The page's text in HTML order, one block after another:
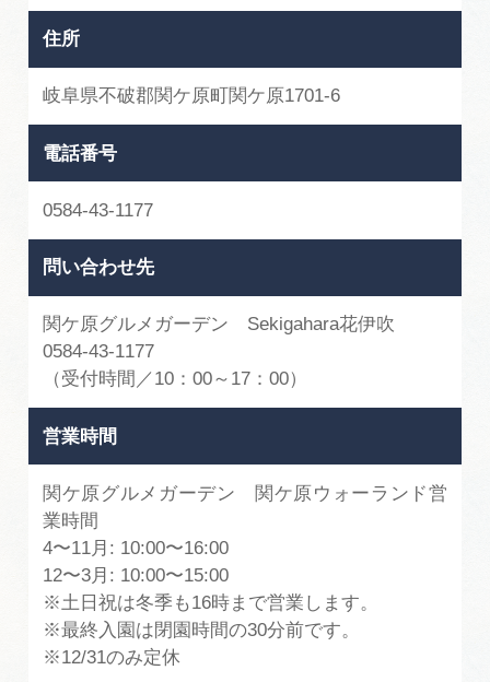
住所
岐阜県不破郡関ケ原町関ケ原1701-6
電話番号
0584-43-1177
問い合わせ先
関ケ原グルメガーデン Sekigahara花伊吹
0584-43-1177
（受付時間／10：00～17：00）
営業時間
関ケ原グルメガーデン 関ケ原ウォーランド営
業時間
4〜11月: 10:00〜16:00
12〜3月: 10:00〜15:00
※土日祝は冬季も16時まで営業します。
※最終入園は閉園時間の30分前です。
※12/31のみ定休